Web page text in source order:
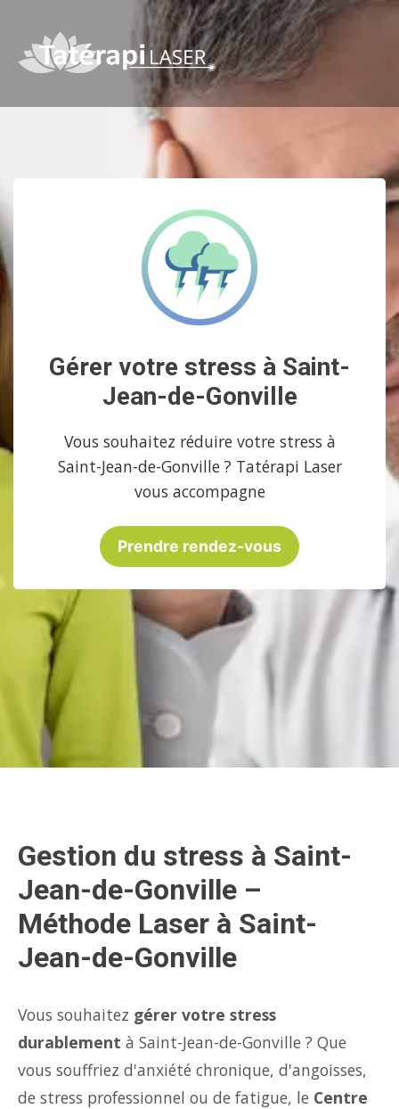
Gérer votre stress à Saint-
Jean-de-Gonville
Vous souhaitez réduire votre stress à
Saint-Jean-de-Gonville ? Tatérapi Laser
vous accompagne
Prendre rendez-vous
Gestion du stress à Saint-
Jean-de-Gonville –
Méthode Laser à Saint-
Jean-de-Gonville
Vous souhaitez gérer votre stress
durablement à Saint-Jean-de-Gonville ? Que
vous souffriez d'anxiété chronique, d'angoisses,
de stress professionnel ou de fatigue, le Centre